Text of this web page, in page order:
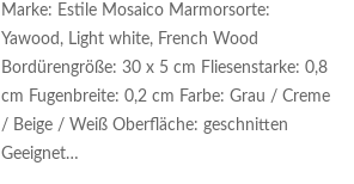
Marke: Estile Mosaico Marmorsorte:
Yawood, Light white, French Wood
Bordürengröße: 30 x 5 cm Fliesenstarke: 0,8
cm Fugenbreite: 0,2 cm Farbe: Grau / Creme
/ Beige / Weiß Oberfläche: geschnitten
Geeignet…